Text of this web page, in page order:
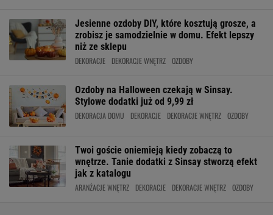
Jesienne ozdoby DIY, które kosztują grosze, a
zrobisz je samodzielnie w domu. Efekt lepszy
niż ze sklepu
DEKORACJE DEKORACJE WNĘTRZ OZDOBY
Ozdoby na Halloween czekają w Sinsay.
Stylowe dodatki już od 9,99 zł
DEKORACJA DOMU DEKORACJE DEKORACJE WNĘTRZ OZDOBY
Twoi goście oniemieją kiedy zobaczą to
wnętrze. Tanie dodatki z Sinsay stworzą efekt
jak z katalogu
ARANŻACJE WNĘTRZ DEKORACJE DEKORACJE WNĘTRZ OZDOBY